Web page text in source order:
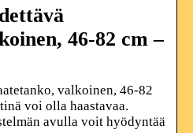
46-82 cm –
valkoinen, 46-82
voi olla haastavaa.
avulla voit hyödyntää